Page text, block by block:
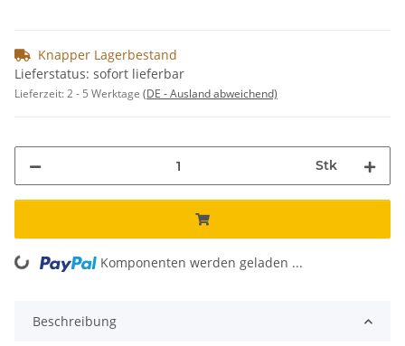
Knapper Lagerbestand
Lieferstatus: sofort lieferbar
Lieferzeit:2 - 5 Werktage (DE - Ausland abweichend)
Stk
Loading... Komponenten werden geladen ...
Beschreibung